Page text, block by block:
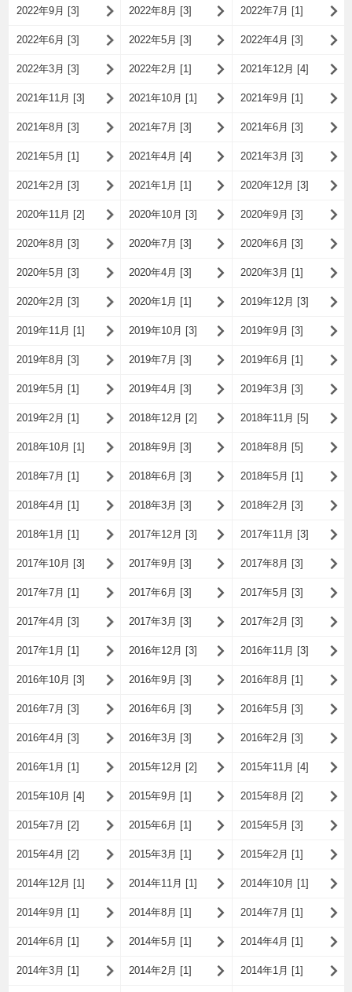
2022年9月 [3] 2022年8月 [3] 2022年7月 [1]
2022年6月 [3] 2022年5月 [3] 2022年4月 [3]
2022年3月 [3] 2022年2月 [1] 2021年12月 [4]
2021年11月 [3] 2021年10月 [1] 2021年9月 [1]
2021年8月 [3] 2021年7月 [3] 2021年6月 [3]
2021年5月 [1] 2021年4月 [4] 2021年3月 [3]
2021年2月 [3] 2021年1月 [1] 2020年12月 [3]
2020年11月 [2] 2020年10月 [3] 2020年9月 [3]
2020年8月 [3] 2020年7月 [3] 2020年6月 [3]
2020年5月 [3] 2020年4月 [3] 2020年3月 [1]
2020年2月 [3] 2020年1月 [1] 2019年12月 [3]
2019年11月 [1] 2019年10月 [3] 2019年9月 [3]
2019年8月 [3] 2019年7月 [3] 2019年6月 [1]
2019年5月 [1] 2019年4月 [3] 2019年3月 [3]
2019年2月 [1] 2018年12月 [2] 2018年11月 [5]
2018年10月 [1] 2018年9月 [3] 2018年8月 [5]
2018年7月 [1] 2018年6月 [3] 2018年5月 [1]
2018年4月 [1] 2018年3月 [3] 2018年2月 [3]
2018年1月 [1] 2017年12月 [3] 2017年11月 [3]
2017年10月 [3] 2017年9月 [3] 2017年8月 [3]
2017年7月 [1] 2017年6月 [3] 2017年5月 [3]
2017年4月 [3] 2017年3月 [3] 2017年2月 [3]
2017年1月 [1] 2016年12月 [3] 2016年11月 [3]
2016年10月 [3] 2016年9月 [3] 2016年8月 [1]
2016年7月 [3] 2016年6月 [3] 2016年5月 [3]
2016年4月 [3] 2016年3月 [3] 2016年2月 [3]
2016年1月 [1] 2015年12月 [2] 2015年11月 [4]
2015年10月 [4] 2015年9月 [1] 2015年8月 [2]
2015年7月 [2] 2015年6月 [1] 2015年5月 [3]
2015年4月 [2] 2015年3月 [1] 2015年2月 [1]
2014年12月 [1] 2014年11月 [1] 2014年10月 [1]
2014年9月 [1] 2014年8月 [1] 2014年7月 [1]
2014年6月 [1] 2014年5月 [1] 2014年4月 [1]
2014年3月 [1] 2014年2月 [1] 2014年1月 [1]